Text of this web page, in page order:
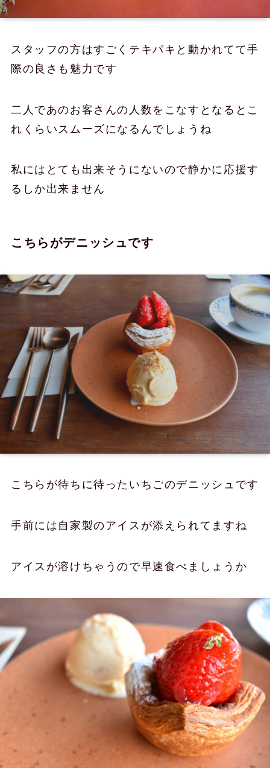
スタッフの方はすごくテキパキと動かれてて手
際の良さも魅力です
二人であのお客さんの人数をこなすとなるとこ
れくらいスムーズになるんでしょうね
私にはとても出来そうにないので静かに応援す
るしか出来ません
こちらがデニッシュです
こちらが待ちに待ったいちごのデニッシュです
手前には自家製のアイスが添えられてますね
アイスが溶けちゃうので早速食べましょうか